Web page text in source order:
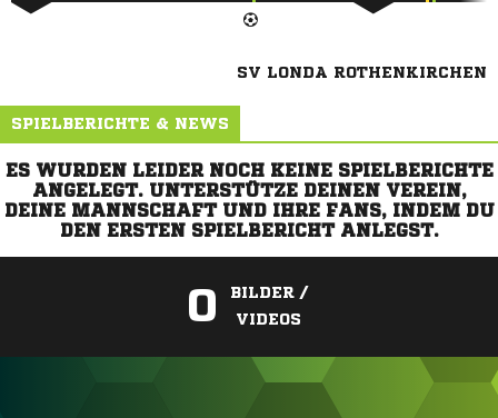
SV LONDA ROTHENKIRCHEN
SPIELBERICHTE & NEWS
ES WURDEN LEIDER NOCH KEINE SPIELBERICHTE
ANGELEGT. UNTERSTÜTZE DEINEN VEREIN,
DEINE MANNSCHAFT UND IHRE FANS, INDEM DU
DEN ERSTEN SPIELBERICHT ANLEGST.
0
BILDER /
VIDEOS